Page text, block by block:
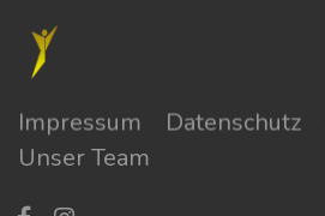
Impressum Datenschutz
Unser Team